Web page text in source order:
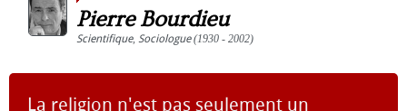
Pierre Bourdieu
Scientifique, Sociologue(1930 - 2002)
La religion n'est pas seulement un